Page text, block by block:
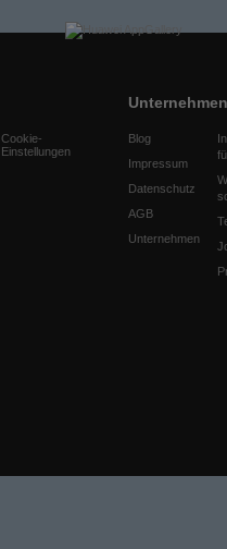
Cookie-
Einstellungen
Unternehmen
Blog
Impressum
Datenschutz
AGB
Unternehmen